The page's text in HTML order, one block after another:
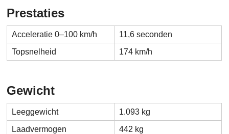
Prestaties
Acceleratie 0–100 km/h
11,6 seconden
Topsnelheid
174 km/h
Gewicht
Leeggewicht
1.093 kg
Laadvermogen
442 kg